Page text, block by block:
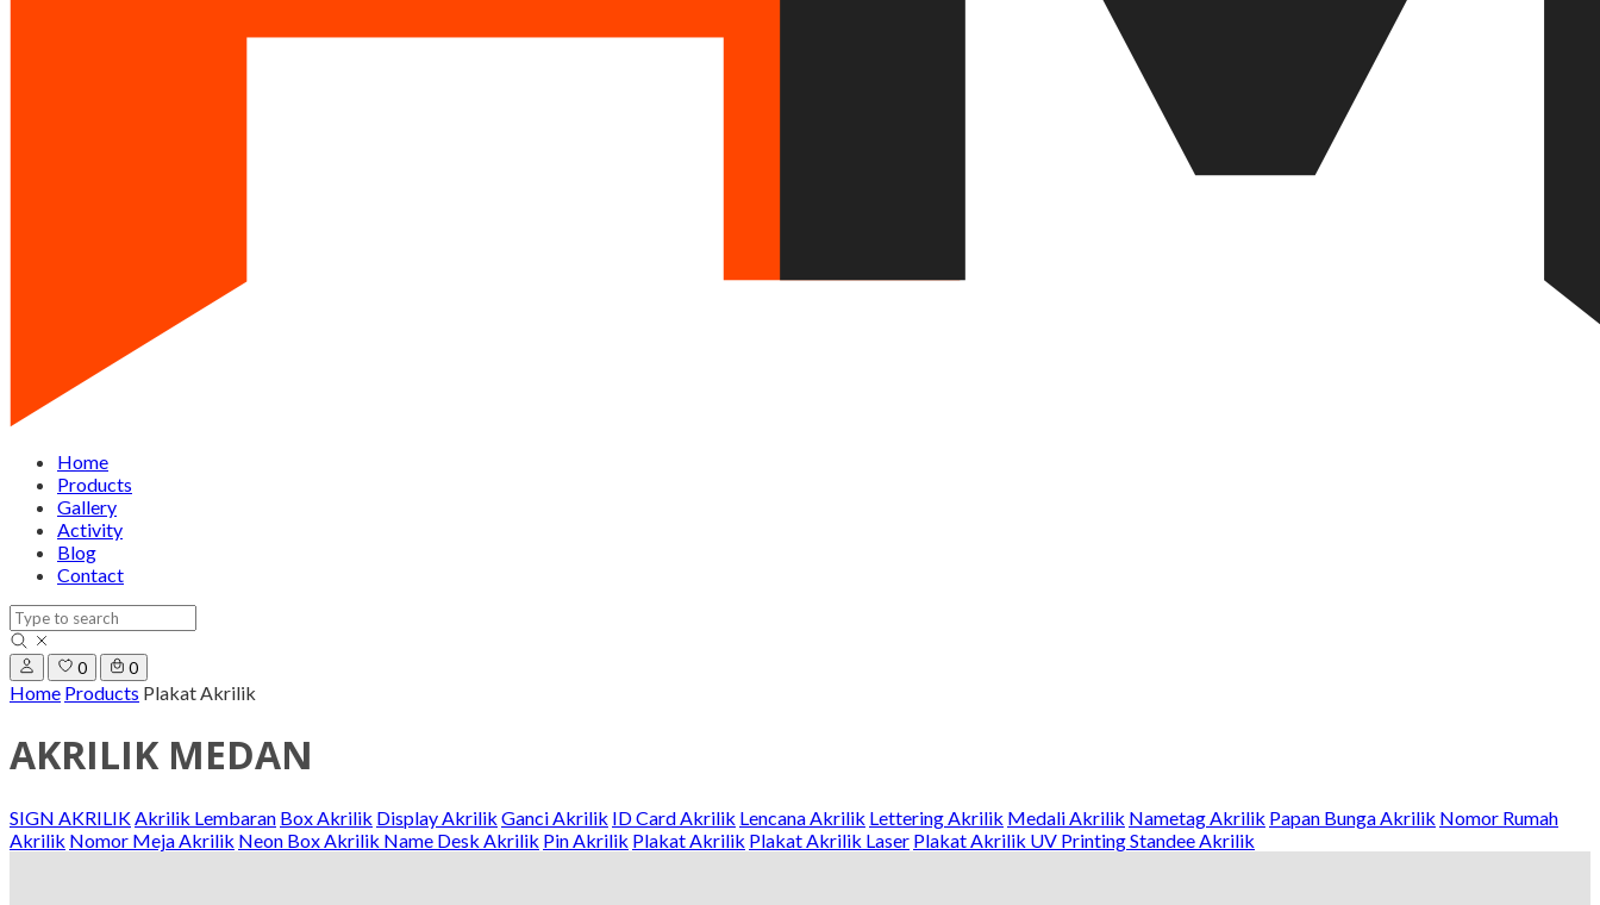
Home
Products
Gallery
Activity
Blog
Contact
0 0
Home Products Plakat Akrilik
AKRILIK MEDAN
SIGN AKRILIK Akrilik Lembaran Box Akrilik Display Akrilik Ganci Akrilik ID Card Akrilik Lencana Akrilik Lettering Akrilik Medali Akrilik Nametag Akrilik Papan Bunga Akrilik Nomor Rumah
Akrilik Nomor Meja Akrilik Neon Box Akrilik Name Desk Akrilik Pin Akrilik Plakat Akrilik Plakat Akrilik Laser Plakat Akrilik UV PrintingStandee Akrilik